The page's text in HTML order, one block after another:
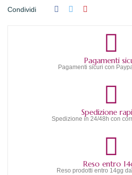
Condividi
Pagamenti
Pagamenti sicuri con
Spedizione
Spedizione in 24/48h con
Reso entro
Reso prodotti entro 14gg